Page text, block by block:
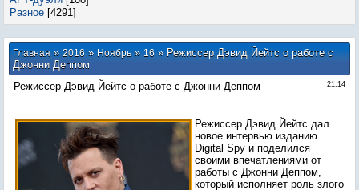
Разное [4291]
Главная»2016 » Ноябрь » 16» Режиссер Дэвид Йейтс о работе с
Джонни Деппом
21:14
Режиссер Дэвид Йейтс о работе с Джонни Деппом
Режиссер Дэвид Йейтс дал
новое интервью изданию
Digital Spy и поделился
своими впечатлениями от
работы с Джонни Деппом,
который исполняет роль злого